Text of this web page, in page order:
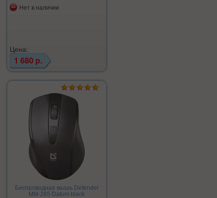
Нет в наличии
Цена:
1 680 р.
Беспроводная мышь Defender
MM-265 Datum black